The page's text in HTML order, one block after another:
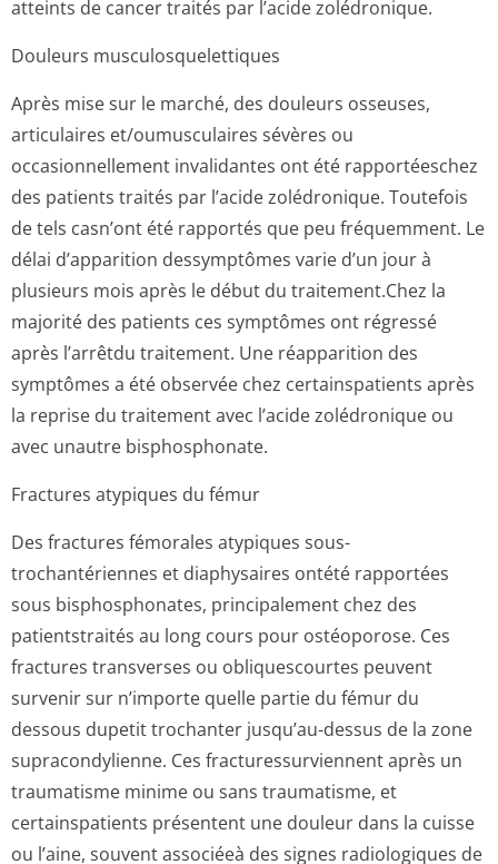
atteints de cancer traités par l’acide zolédronique.
Douleurs musculosquelet­tiques
Après mise sur le marché, des douleurs osseuses,
articulaires et/oumusculaires sévères ou
occasionnellement invalidantes ont été rapportéeschez
des patients traités par l’acide zolédronique. Toutefois
de tels casn’ont été rapportés que peu fréquemment. Le
délai d’apparition dessymptômes varie d’un jour à
plusieurs mois après le début du traitement.Chez la
majorité des patients ces symptômes ont régressé
après l’arrêtdu traitement. Une réapparition des
symptômes a été observée chez certainspatients après
la reprise du traitement avec l’acide zolédronique ou
avec unautre bisphosphonate.
Fractures atypiques du fémur
Des fractures fémorales atypiques sous-
trochantériennes et diaphysaires ontété rapportées
sous bisphosphonates, principalement chez des
patientstraités au long cours pour ostéoporose. Ces
fractures transverses ou obliquescourtes peuvent
survenir sur n’importe quelle partie du fémur du
dessous dupetit trochanter jusqu’au-dessus de la zone
supracondylienne. Ces fracturessurvi­ennent après un
traumatisme minime ou sans traumatisme, et
certainspatients présentent une douleur dans la cuisse
ou l’aine, souvent associéeà des signes radiologiques de